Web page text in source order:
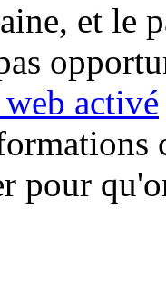
et le
activé
pour